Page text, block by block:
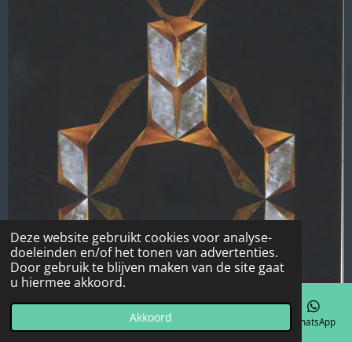
Deze website gebruikt cookies voor analyse-
doeleinden en/of het tonen van advertenties.
Door gebruik te blijven maken van de site gaat
u hiermee akkoord.
Akkoord
Telefoonnummer WhatsApp